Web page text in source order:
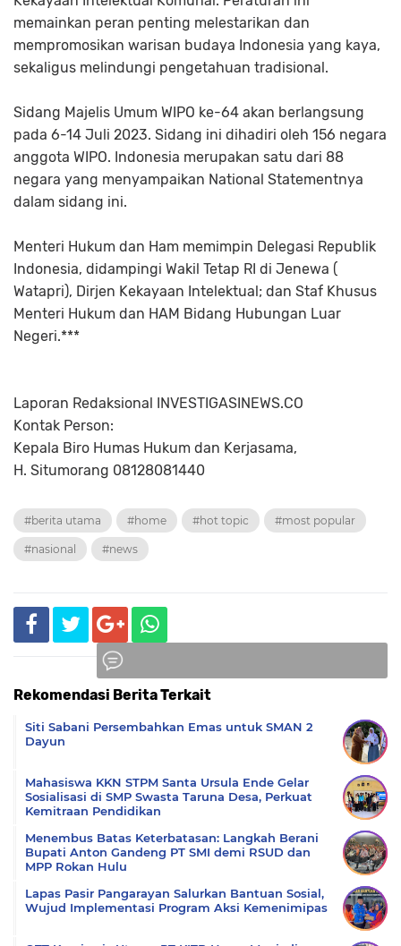
memainkan peran penting melestarikan dan
mempromosikan warisan budaya Indonesia yang kaya,
sekaligus melindungi pengetahuan tradisional.
Sidang Majelis Umum WIPO ke-64 akan berlangsung
pada 6-14 Juli 2023. Sidang ini dihadiri oleh 156 negara
anggota WIPO. Indonesia merupakan satu dari 88
negara yang menyampaikan National Statementnya
dalam sidang ini.
Menteri Hukum dan Ham memimpin Delegasi Republik
Indonesia, didampingi Wakil Tetap RI di Jenewa (
Watapri), Dirjen Kekayaan Intelektual; dan Staf Khusus
Menteri Hukum dan HAM Bidang Hubungan Luar
Negeri.***
Laporan Redaksional INVESTIGASINEWS.CO
Kontak Person:
Kepala Biro Humas Hukum dan Kerjasama,
H. Situmorang 08128081440
#berita utama #home #hot topic #most popular
#nasional #news
Rekomendasi Berita Terkait
Siti Sabani Persembahkan Emas untuk SMAN 2
Dayun
Mahasiswa KKN STPM Santa Ursula Ende Gelar
Sosialisasi di SMP Swasta Taruna Desa, Perkuat
Kemitraan Pendidikan
Menembus Batas Keterbatasan: Langkah Berani
Bupati Anton Gandeng PT SMI demi RSUD dan
MPP Rokan Hulu
Lapas Pasir Pangarayan Salurkan Bantuan Sosial,
Wujud Implementasi Program Aksi Kemenimipas